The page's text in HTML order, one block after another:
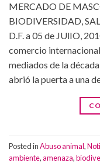
MERCADO DE
BIODIVERSIDAD,
D.F. a 05 de JUlIO,
comercio
mediados de la
abrió la puerta a una
Posted inAbuso animal,
ambiente,amenaza,